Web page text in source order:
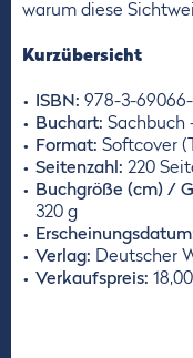
warum diese
Kurzübersicht
ISBN: 978-3-
Buchart: Sachbuch
Format: Softcover
Seitenzahl: 220
Buchgröße (cm) /
320 g
Verlag: Deutscher
Verkaufspreis: